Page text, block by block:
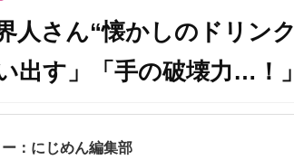
人さん“懐かしのドリン
出す」「手の破壊力…！」
：にじめん編集部